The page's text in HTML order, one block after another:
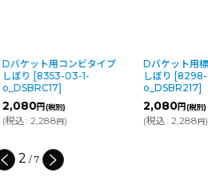
Dバケット用コンビタイプ
しぼり [8353-03-1-
o_DSBRC17]
2,080円(税別)
(税込: 2,288円)
Dバケット用
しぼり [8298-
o_DSBR217]
2,080円(税別)
(税込: 2,288円)
2 / 7